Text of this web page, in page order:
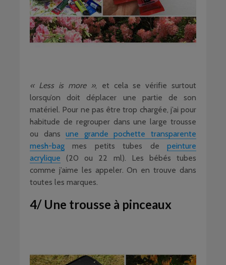
« Less is more », et cela se vérifie surtout
lorsqu’on doit déplacer une partie de son
matériel. Pour ne pas être trop chargée, j’ai pour
habitude de regrouper dans une large trousse
ou dansune grande pochette transparente
mesh-bag mes petits tubes de peinture
acrylique (20 ou 22 ml). Les bébés tubes
comme j’aime les appeler. On en trouve dans
toutes les marques.
4/ Une trousse à pinceaux